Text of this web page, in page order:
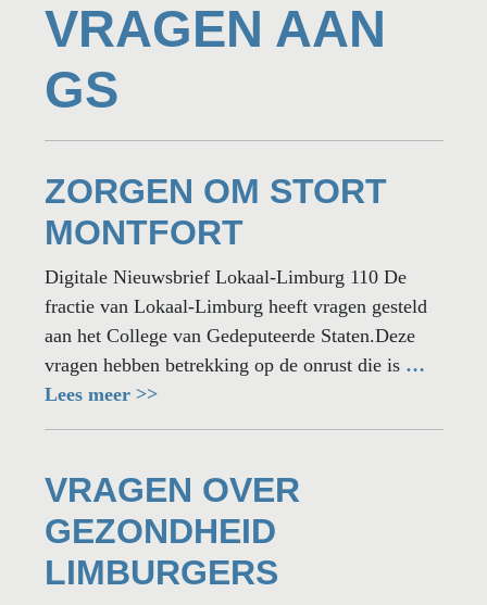
VRAGEN AAN
GS
ZORGEN OM STORT
MONTFORT
Digitale Nieuwsbrief Lokaal-Limburg 110 De
fractie van Lokaal-Limburg heeft vragen gesteld
aan het College van Gedeputeerde Staten.Deze
vragen hebben betrekking op de onrust die is…
Lees meer >>
VRAGEN OVER
GEZONDHEID
LIMBURGERS